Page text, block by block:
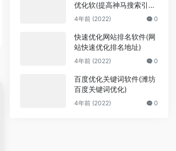
优化软(提高神马搜索引擎
关键词排名规则)
4年前 (2022) 0
快速优化网站排名软件(网
站快速优化排名地址)
4年前 (2022) 0
百度优化关键词软件(潍坊
百度关键词优化)
4年前 (2022) 0